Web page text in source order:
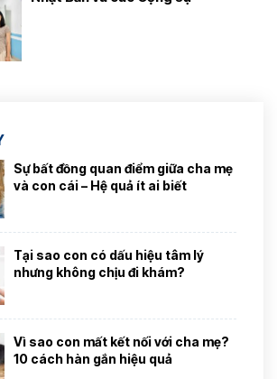
Sự bất đồng quan điểm giữa cha mẹ
và con cái – Hệ quả ít ai biết
Tại sao con có dấu hiệu tâm lý
nhưng không chịu đi khám?
Vì sao con mất kết nối với cha mẹ?
10 cách hàn gắn hiệu quả